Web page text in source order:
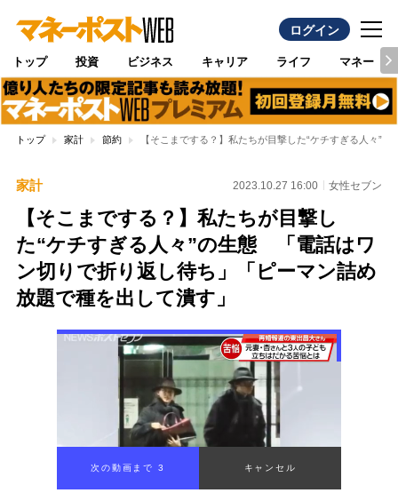
ログイン
トップ 投資 ビジネス キャリア ライフ マネー
トップ 家計 節約 【そこまでする？】私たちが目撃した“ケチすぎる人々”
家計 2023.10.27 16:00 女性セブン
【そこまでする？】私たちが目撃し
た“ケチすぎる人々”の生態 「電話はワ
ン切りで折り返し待ち」「ピーマン詰め
放題で種を出して潰す」
次の動画まで 2 キャンセル